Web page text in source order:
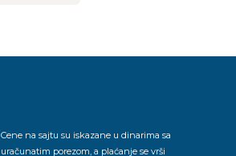
Cene na sajtu su iskazane u dinarima sa
uračunatim porezom, a plaćanje se vrši